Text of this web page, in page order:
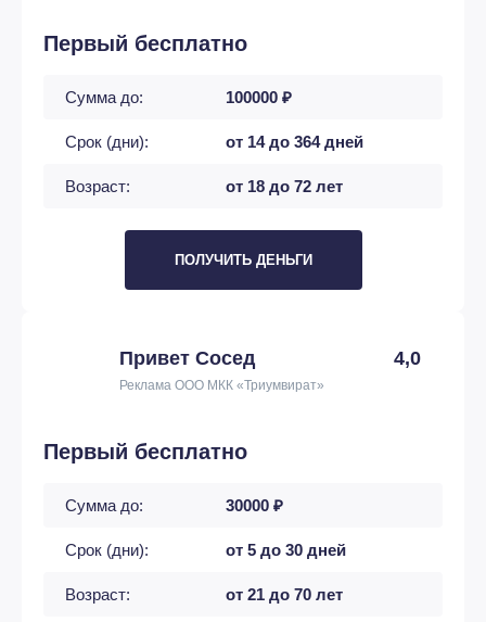
Первый бесплатно
Сумма до: 100000 ₽
Срок (дни): от 14 до 364 дней
Возраст: от 18 до 72 лет
ПОЛУЧИТЬ ДЕНЬГИ
Привет Сосед 4,0
Реклама ООО МКК «Триумвират»
Первый бесплатно
Сумма до: 30000 ₽
Срок (дни): от 5 до 30 дней
Возраст: от 21 до 70 лет